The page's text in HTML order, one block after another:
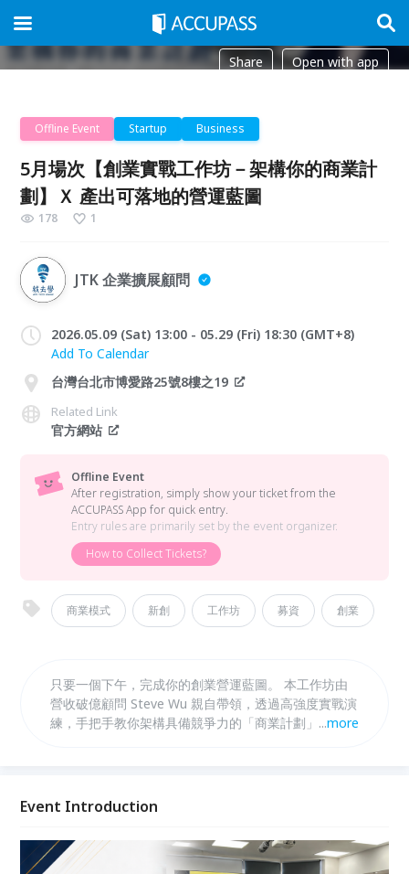
Share Open with app
Offline Event Startup Business
5月場次【創業實戰工作坊－架構你的商業計
劃】Ｘ 產出可落地的營運藍圖
178 1
JTK 企業擴展顧問
2026.05.09 (Sat) 13:00 - 05.29 (Fri) 18:30 (GMT+8)
Add To Calendar
台灣台北市博愛路25號8樓之19
Related Link
官方網站
Offline Event
After registration, simply show your ticket from the
ACCUPASS App for quick entry.
Entry rules are primarily set by the event organizer.
How to Collect Tickets?
商業模式 新創 工作坊 募資 創業
只要一個下午，完成你的創業營運藍圖。 本工作坊由
營收破億顧問 Steve Wu 親自帶領，透過高強度實戰演
練，手把手教你架構具備競爭力的「商業計劃」。從鎖
...more
Event Introduction